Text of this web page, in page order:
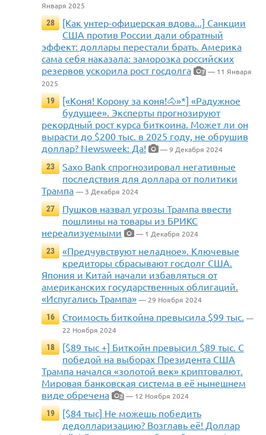
Января 2025
28
[Как унтер-офицерская вдова...] Санкции
США против России дали обратный
эффект: доллары перестали брать. Америка
сама себя наказала: заморозка российских
резервов ускорила рост госдолга
7 — 11 Января
2025
19
[«Коня! Корону за коня!🐴»*] «Радужное
будущее». Эксперты прогнозируют
рекордный рост курса биткоина. Может ли он
вырасти до $200 тыс. в 2025 году, не обрушив
доллар? Newsweek: Да!
— 9 Декабря 2024
23
Saxo Bank спрогнозировал негативные
последствия для доллара от политики
Трампа — 3 Декабря 2024
27
Пушков назвал угрозы Трампа ввести
пошлины на товары из БРИКС
нереализуемыми
— 1 Декабря 2024
23
«Предчувствуют неладное». Ключевые
кредиторы сбрасывают госдолг США.
Япония и Китай начали избавляться от
американских государственных облигаций.
«Испугались Трампа» — 29 Ноября 2024
16
Стоимость биткойна превысила $99 тыс. —
22 Ноября 2024
18
[$89 тыс +] Биткойн превысил $89 тыс. С
победой на выборах Президента США
Трампа начался «золотой век» криптовалют.
Мировая банковская система в её нынешнем
виде обречена
2 — 12 Ноября 2024
19
[$84 тыс] Не можешь победить
дедолларизацию? Возглавь её! Доллар